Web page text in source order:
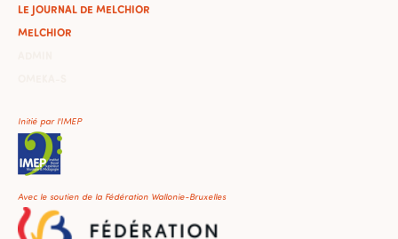
LE JOURNAL DE MELCHIOR
MELCHIOR
Initié par l'IMEP
Avec le soutien de la Fédération Wallonie-Bruxelles